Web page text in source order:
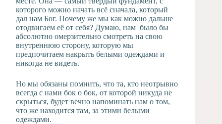
которого можно начать всё сначала, который
дал нам Бог. Почему же мы как можно дальше
отодвигаем её от себя? Думаю, нам было бы
абсолютно омерзительно смотреть на свою
внутреннюю сторону, которую мы
предпочитаем накрыть белыми одеждами и
никогда не видеть.
Но мы обязаны помнить, что та, кто неотрывно
всегда с нами бок о бок, от которой никуда не
скрыться, будет вечно напоминать нам о том,
что же находится там, за этими белыми
одеждами.